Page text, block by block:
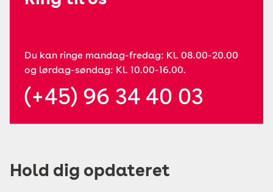
Du kan ringe mandag-fredag: Kl. 08.00-20.00
og lørdag-søndag: Kl. 10.00-16.00.
(+45) 96 34 40 03
Hold dig opdateret